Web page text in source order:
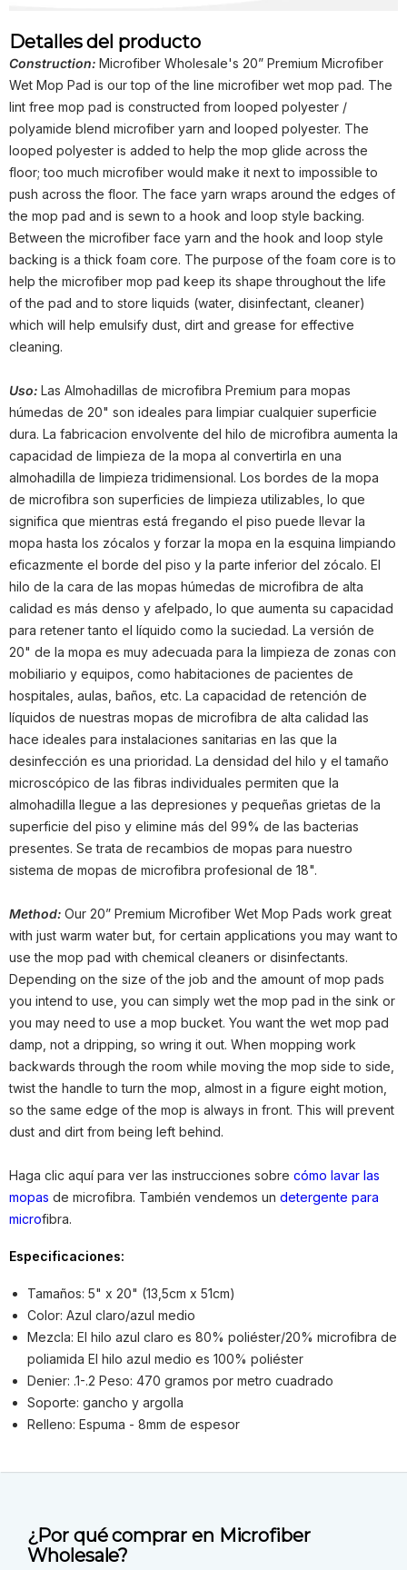
Detalles del producto
Construction: Microfiber Wholesale's 20” Premium Microfiber
Wet Mop Pad is our top of the line microfiber wet mop pad. The
lint free mop pad is constructed from looped polyester /
polyamide blend microfiber yarn and looped polyester. The
looped polyester is added to help the mop glide across the
floor; too much microfiber would make it next to impossible to
push across the floor. The face yarn wraps around the edges of
the mop pad and is sewn to a hook and loop style backing.
Between the microfiber face yarn and the hook and loop style
backing is a thick foam core. The purpose of the foam core is to
help the microfiber mop pad keep its shape throughout the life
of the pad and to store liquids (water, disinfectant, cleaner)
which will help emulsify dust, dirt and grease for effective
cleaning.
Uso: Las Almohadillas de microfibra Premium para mopas
húmedas de 20" son ideales para limpiar cualquier superficie
dura. La fabricacion envolvente del hilo de microfibra aumenta la
capacidad de limpieza de la mopa al convertirla en una
almohadilla de limpieza tridimensional. Los bordes de la mopa
de microfibra son superficies de limpieza utilizables, lo que
significa que mientras está fregando el piso puede llevar la
mopa hasta los zócalos y forzar la mopa en la esquina limpiando
eficazmente el borde del piso y la parte inferior del zócalo. El
hilo de la cara de las mopas húmedas de microfibra de alta
calidad es más denso y afelpado, lo que aumenta su capacidad
para retener tanto el líquido como la suciedad. La versión de
20" de la mopa es muy adecuada para la limpieza de zonas con
mobiliario y equipos, como habitaciones de pacientes de
hospitales, aulas, baños, etc. La capacidad de retención de
líquidos de nuestras mopas de microfibra de alta calidad las
hace ideales para instalaciones sanitarias en las que la
desinfección es una prioridad. La densidad del hilo y el tamaño
microscópico de las fibras individuales permiten que la
almohadilla llegue a las depresiones y pequeñas grietas de la
superficie del piso y elimine más del 99% de las bacterias
presentes. Se trata de recambios de mopas para nuestro
sistema de mopas de microfibra profesional de 18".
Method: Our 20” Premium Microfiber Wet Mop Pads work great
with just warm water but, for certain applications you may want to
use the mop pad with chemical cleaners or disinfectants.
Depending on the size of the job and the amount of mop pads
you intend to use, you can simply wet the mop pad in the sink or
you may need to use a mop bucket. You want the wet mop pad
damp, not a dripping, so wring it out. When mopping work
backwards through the room while moving the mop side to side,
twist the handle to turn the mop, almost in a figure eight motion,
so the same edge of the mop is always in front. This will prevent
dust and dirt from being left behind.
Haga clic aquí para ver las instrucciones sobre cómo lavar las
mopas de microfibra. También vendemos un detergente para
microfibra.
Especificaciones:
Tamaños: 5" x 20" (13,5cm x 51cm)
Color: Azul claro/azul medio
Mezcla: El hilo azul claro es 80% poliéster/20% microfibra de
poliamida El hilo azul medio es 100% poliéster
Denier: .1-.2 Peso: 470 gramos por metro cuadrado
Soporte: gancho y argolla
Relleno: Espuma - 8mm de espesor
¿Por qué comprar en Microfiber
Wholesale?